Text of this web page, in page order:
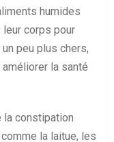
humides
corps pour
peu plus chers,
la santé
la constipation
la laitue, les